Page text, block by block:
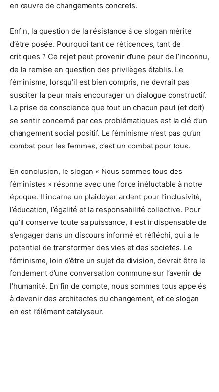
en œuvre de changements concrets.
Enfin, la question de la résistance à ce slogan mérite
d’être posée. Pourquoi tant de réticences, tant de
critiques ? Ce rejet peut provenir d’une peur de l’inconnu,
de la remise en question des privilèges établis. Le
féminisme, lorsqu’il est bien compris, ne devrait pas
susciter la peur mais encourager un dialogue constructif.
La prise de conscience que tout un chacun peut (et doit)
se sentir concerné par ces problématiques est la clé d’un
changement social positif. Le féminisme n’est pas qu’un
combat pour les femmes, c’est un combat pour tous.
En conclusion, le slogan « Nous sommes tous des
féministes » résonne avec une force inéluctable à notre
époque. Il incarne un plaidoyer ardent pour l’inclusivité,
l’éducation, l’égalité et la responsabilité collective. Pour
qu’il conserve toute sa puissance, il est indispensable de
s’engager dans un discours informé et réfléchi, qui a le
potentiel de transformer des vies et des sociétés. Le
féminisme, loin d’être un sujet de division, devrait être le
fondement d’une conversation commune sur l’avenir de
l’humanité. En fin de compte, nous sommes tous appelés
à devenir des architectes du changement, et ce slogan
en est l’élément catalyseur.